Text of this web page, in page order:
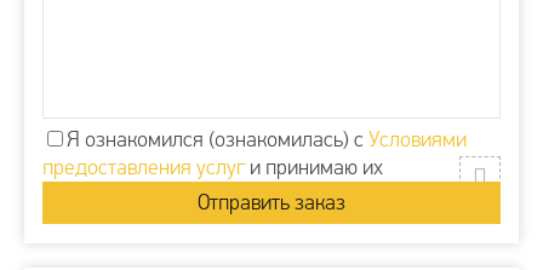
Я ознакомился (ознакомилась) с Условиями
предоставления услуги принимаю их